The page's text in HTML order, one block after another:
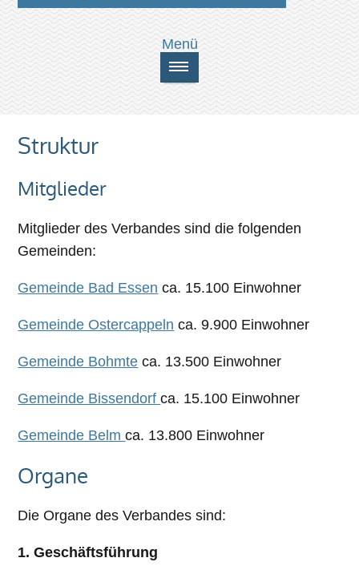
Struktur
Mitglieder
Mitglieder des Verbandes sind die folgenden
Gemeinden:
Gemeinde Bad Essen ca. 15.100 Einwohner
Gemeinde Ostercappeln ca. 9.900 Einwohner
Gemeinde Bohmte ca. 13.500 Einwohner
Gemeinde Bissendorfca. 15.100 Einwohner
Gemeinde Belmca. 13.800 Einwohner
Organe
Die Organe des Verbandes sind:
1. Geschäftsführung